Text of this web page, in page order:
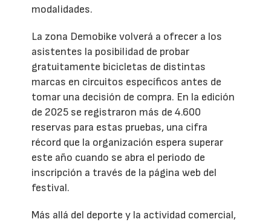
modalidades.
La zona Demobike volverá a ofrecer a los
asistentes la posibilidad de probar
gratuitamente bicicletas de distintas
marcas en circuitos específicos antes de
tomar una decisión de compra. En la edición
de 2025 se registraron más de 4.600
reservas para estas pruebas, una cifra
récord que la organización espera superar
este año cuando se abra el periodo de
inscripción a través de la página web del
festival.
Más allá del deporte y la actividad comercial,